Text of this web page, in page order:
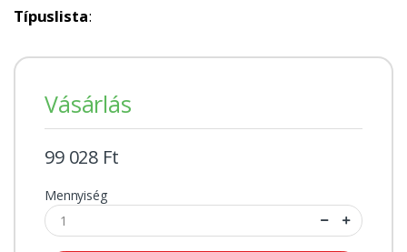
Típuslista:
Vásárlás
99 028 Ft
Mennyiség